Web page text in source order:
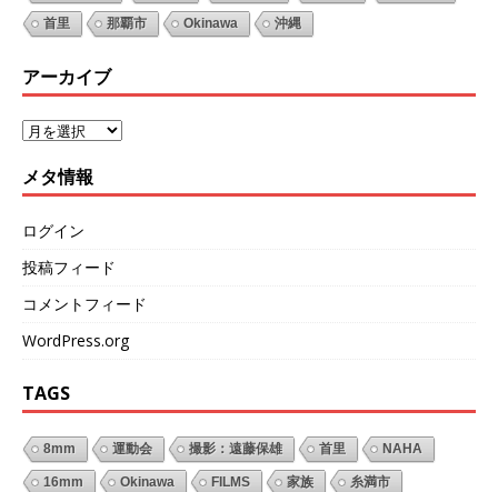
首里 那覇市 Okinawa 沖縄
アーカイブ
メタ情報
ログイン
投稿フィード
コメントフィード
WordPress.org
TAGS
8mm 運動会 撮影：遠藤保雄 首里 NAHA
16mm Okinawa FILMS 家族 糸満市